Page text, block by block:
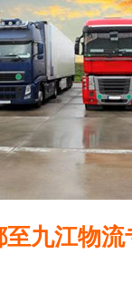
至九江物流